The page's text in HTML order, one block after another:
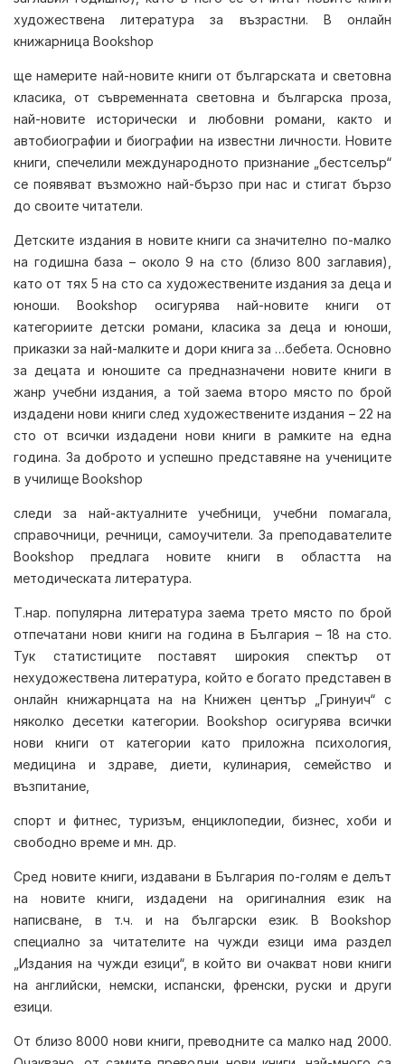
художествена литература за възрастни. В онлайн
книжарница Bookshop
ще намерите най-новите книги от българската и световна
класика, от съвременната световна и българска проза,
най-новите исторически и любовни романи, както и
автобиографии и биографии на известни личности. Новите
книги, спечелили международното признание „бестселър“
се появяват възможно най-бързо при нас и стигат бързо
до своите читатели.
Детските издания в новите книги са значително по-малко
на годишна база – около 9 на сто (близо 800 заглавия),
като от тях 5 на сто са художествените издания за деца и
юноши. Bookshop осигурява най-новите книги от
категориите детски романи, класика за деца и юноши,
приказки за най-малките и дори книга за …бебета. Основно
за децата и юношите са предназначени новите книги в
жанр учебни издания, а той заема второ място по брой
издадени нови книги след художествените издания – 22 на
сто от всички издадени нови книги в рамките на една
година. За доброто и успешно представяне на учениците
в училище Bookshop
следи за най-актуалните учебници, учебни помагала,
справочници, речници, самоучители. За преподавателите
Bookshop предлага новите книги в областта на
методическата литература.
Т.нар. популярна литература заема трето място по брой
отпечатани нови книги на година в България – 18 на сто.
Тук статистиците поставят широкия спектър от
нехудожествена литература, който е богато представен в
онлайн книжарнцата на на Книжен център „Гринуич“ с
няколко десетки категории. Bookshop осигурява всички
нови книги от категории като приложна психология,
медицина и здраве, диети, кулинария, семейство и
възпитание,
спорт и фитнес, туризъм, енциклопедии, бизнес, хоби и
свободно време и мн. др.
Сред новите книги, издавани в България по-голям е делът
на новите книги, издадени на оригиналния език на
написване, в т.ч. и на български език. В Bookshop
специално за читателите на чужди езици има раздел
„Издания на чужди езици“, в който ви очакват нови книги
на английски, немски, испански, френски, руски и други
езици.
От близо 8000 нови книги, преводните са малко над 2000.